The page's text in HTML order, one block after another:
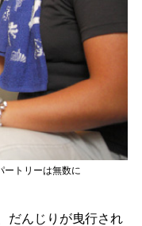
ートリーは無数に
だんじりが曳行され